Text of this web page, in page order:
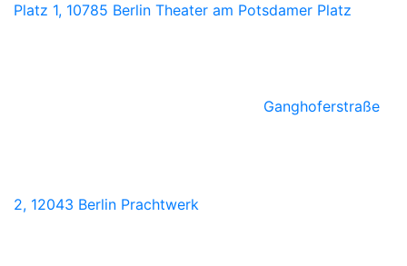
Platz 1, 10785 Berlin Theater am Potsdamer Platz
Ganghoferstraße
2, 12043 Berlin Prachtwerk